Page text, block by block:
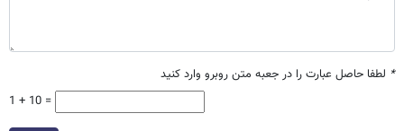
* لطفا حاصل عبارت را در جعبه متن روبرو وارد کنید
1 + 10 =